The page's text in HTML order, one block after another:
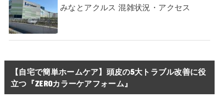
みなとアクルス 混雑状況・アクセス
【自宅で簡単ホームケア】頭皮の5大トラブル改善に役
立つ『ZEROカラーケアフォーム』